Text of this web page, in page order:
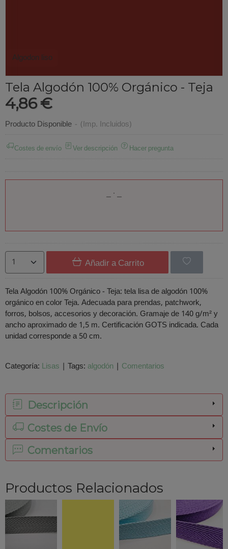
Algodon liso
Tela Algodón 100% Orgánico - Teja
4,86 €
Producto Disponible - (Imp. Incluidos)
Costes de envío Ver descripción Hacer pregunta
Añadir a Carrito
Tela Algodón 100% Orgánico - Teja: tela lisa de algodón 100%
orgánico en color Teja. Adecuada para prendas, patchwork,
forros, bolsos, accesorios y decoración. Gramaje de 140 g/m² y
ancho aproximado de 1,5 m. Certificación GOTS indicada. Cada
unidad corresponde a 50 cm.
Categoría: Lisas | Tags: algodón | Comentarios
Descripción
Costes de Envío
Comentarios
Productos Relacionados